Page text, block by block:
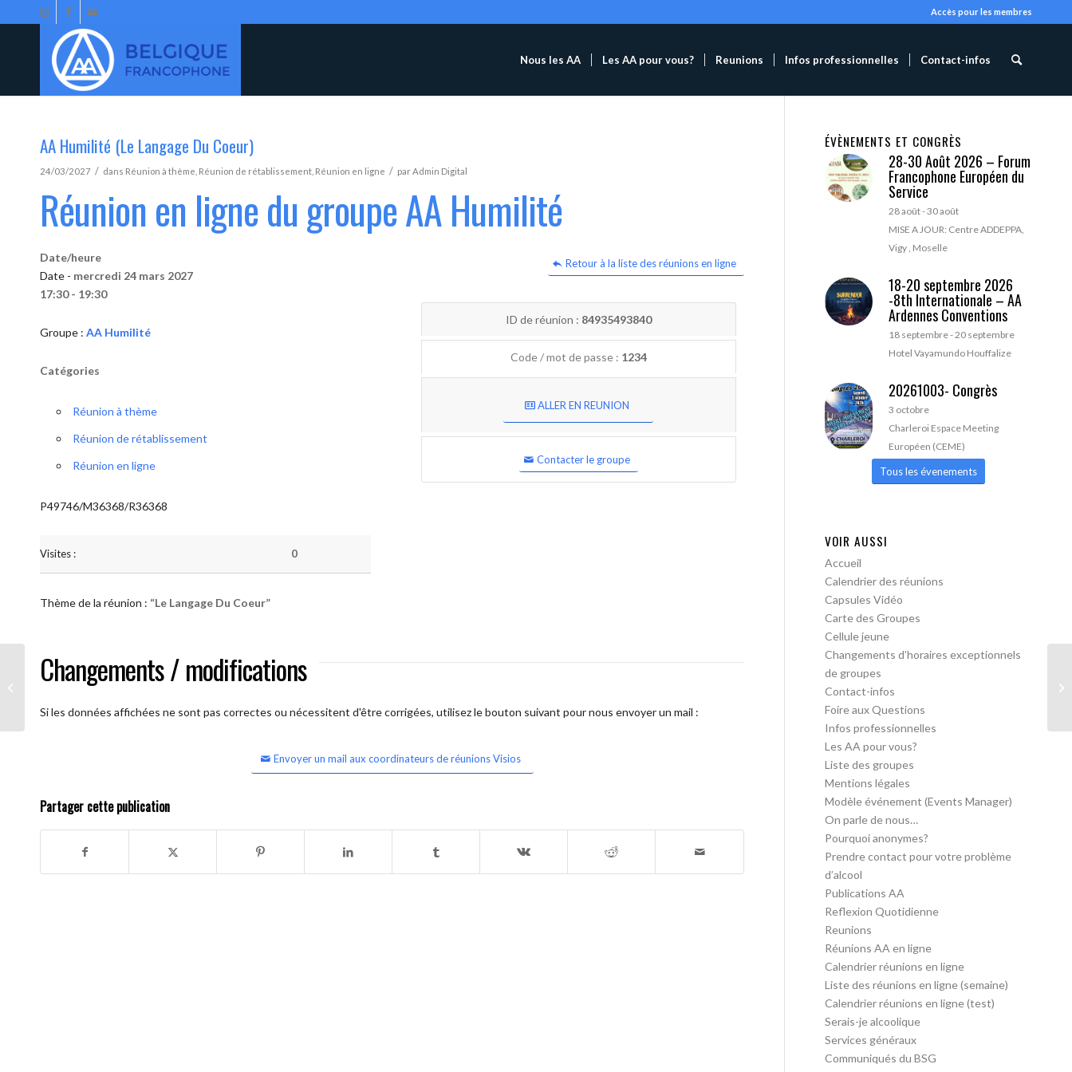
Accès pour les membres
Nous les AA Les AA pour vous? Reunions Infos professionnelles Contact-infos
AA Humilité (Le Langage Du Coeur)
24/03/2027 / dans Réunion à thème Réunion de rétablissement Réunion en ligne / parAdmin Digital
Réunion en ligne du groupe AA Humilité
Retour à la liste des réunions en ligne
Date/heure
Date - mercredi 24 mars 2027
17:30 - 19:30
Groupe : AA Humilité
Catégories
Réunion à thème
Réunion de rétablissement
Réunion en ligne
P49746/M36368/R36368
Visites : 0
ID de réunion : 84935493840
Code / mot de passe : 1234
ALLER EN REUNION
Contacter le groupe
Thème de la réunion : “Le Langage Du Coeur”
Changements / modifications
Si les données affichées ne sont pas correctes ou nécessitent d'être corrigées, utilisez le bouton suivant pour nous envoyer un mail :
Envoyer un mail aux coordinateurs de réunions Visios
Partager cette publication
ÉVÈNEMENTS ET CONGRÈS
28-30 Août 2026 – Forum
Francophone Européen du
Service
28 août-30 août
MISE A JOUR: Centre ADDEPPA,
Vigy , Moselle
18-20 septembre 2026
-8th Internationale – AA
Ardennes Conventions
18 septembre-20 septembre
Hotel Vayamundo Houffalize
20261003- Congrès
3 octobre
Charleroi Espace Meeting
Européen (CEME)
Tous les évenements
VOIR AUSSI
Accueil
Calendrier des réunions
Capsules Vidéo
Carte des Groupes
Cellule jeune
Changements d’horaires exceptionnels
de groupes
Contact-infos
Foire aux Questions
Infos professionnelles
Les AA pour vous?
Liste des groupes
Mentions légales
Modèle événement (Events Manager)
On parle de nous…
Pourquoi anonymes?
Prendre contact pour votre problème
d’alcool
Publications AA
Reflexion Quotidienne
Reunions
Réunions AA en ligne
Calendrier réunions en ligne
Liste des réunions en ligne (semaine)
Calendrier réunions en ligne (test)
Serais-je alcoolique
Services généraux
Communiqués du BSG
AA Humilité (Le Langage Du Coeur)